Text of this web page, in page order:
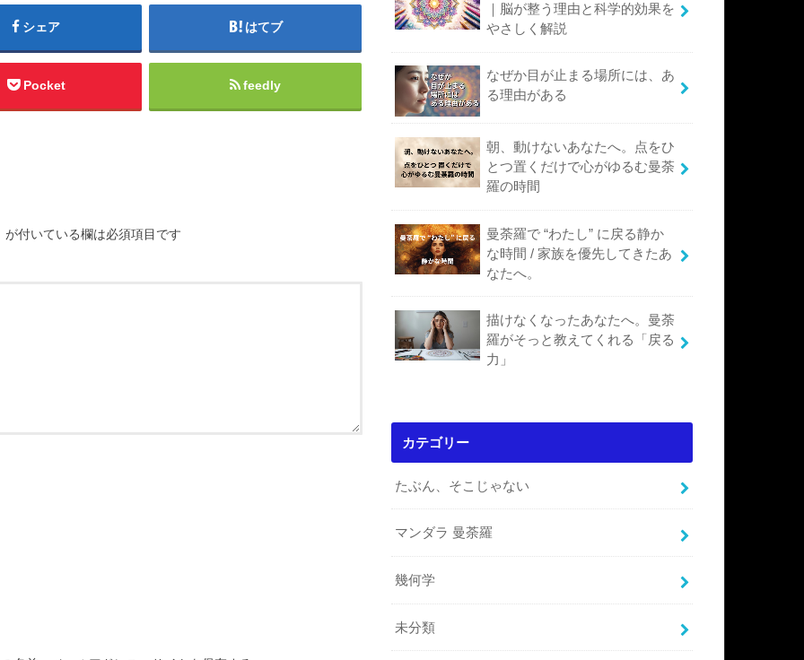
シェア はてブ
Pocket feedly
が付いている欄は必須項目です
｜脳が整う理由と科学的効果を
やさしく解説
なぜか目が止まる場所には、あ
る理由がある
朝、動けないあなたへ。点をひ
とつ置くだけで心がゆるむ曼荼
羅の時間
曼荼羅で “わたし” に戻る静か
な時間 / 家族を優先してきたあ
なたへ。
描けなくなったあなたへ。曼荼
羅がそっと教えてくれる「戻る
力」
カテゴリー
たぶん、そこじゃない
マンダラ 曼荼羅
幾何学
未分類